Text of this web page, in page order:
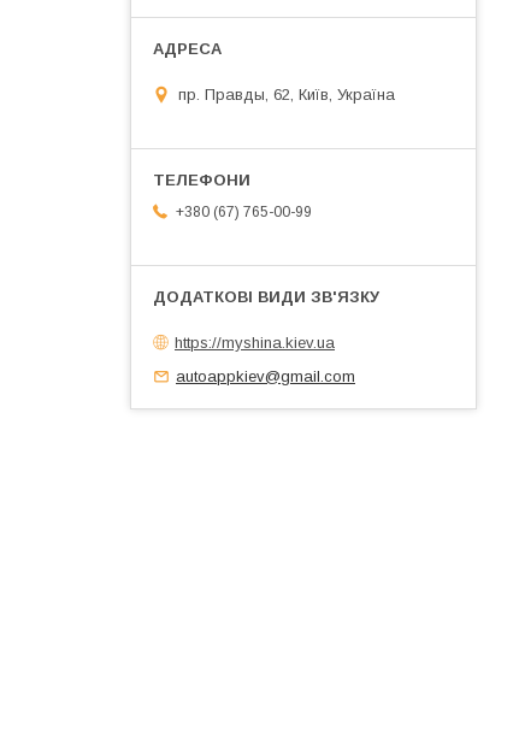
пр. Правды, 62, Київ, Україна
+380 (67) 765-00-99
https://myshina.kiev.ua
autoappkiev@gmail.com